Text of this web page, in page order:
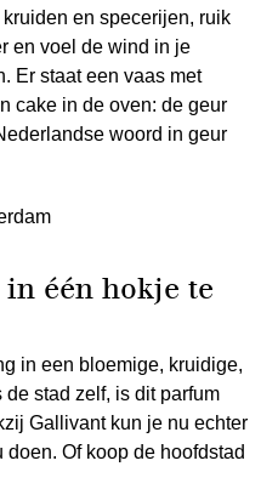
en specerijen, ruik
en voel de wind in je
Er staat een vaas met
cake in de oven: de geur
woord in geur
één hokje te
in een bloemige, kruidige,
stad zelf, is dit parfum
Gallivant kun je nu echter
Of koop de hoofdstad